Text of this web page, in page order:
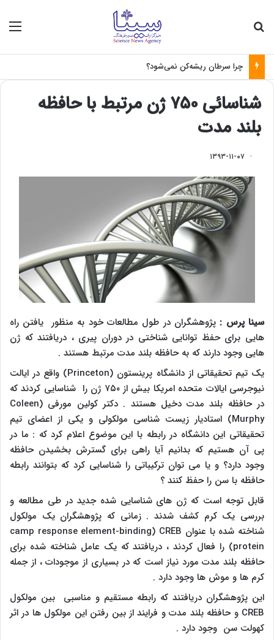
چرا سرطان ریشه‌کن نمی‌شود؟
شناسائی ۷۵۰ ژن مرتبط با حافظه
بلند مدت
۱۳۹۳-۱۱-۰۷
سینا پرس : پژوهشگران در طول مطالعات خود به منظور یافتن راه
هایی برای حفظ توانایی شناختی در دوران پیری ، دریافتند که ژن
هایی وجود دارند که به حافظه بلند مدت مرتبط هستند .
یک تیم تحقیقاتی از دانشگاه پرینستون (Princeton) واقع در ایالت
نیوجرسی ایالات متحده امریکا بیش از ۷۵۰ ژن را شناسایی کردند که
در حافظه بلند مدت دخیل هستند . دکتر کولین مورفی (Coleen
Murphy) استادیار زیست شناسی مولکولی و یکی از اعضای تیم
تحقیقاتی این دانشگاه در رابطه با این موضوع اعلام کرد که : ما در
پی آن هستیم که بدانیم آیا راهی برای گسترش بخشیدن حافظه
وجود دارد؟ و یا می توان ترکیباتی را شناسایی کرد که بتوانند رابطه
حافظه با سن را حفظ کنند ؟
قابل توجه است که ژن های شناسایی شده جدید در طی مطالعه و
بررسی یک کرم کشف شدند . زمانی که پژوهشگران یک مولکول
شناخته شده با عنوان CREB
(
camp response element-binding
protein) را فعال کردند ، دریافتند که یک عامل شناخته شده برای
حافظه بلند مدت مورد نیاز است که در بسیاری از موجودات ، از جمله
کرم ها و موش ها وجود دارد .
این پژوهشگران دریافتند که رابطه مستقیم و مناسبی بین مولکول
CREB و حافظه بلند مدت و فرایند از بین رفتن این مولکول ها در اثر
کهولت سن وجود دارد .